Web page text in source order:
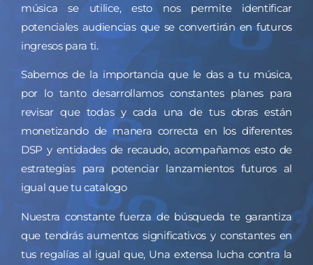
música se utilice, esto nos permite identificar
potenciales audiencias que se convertirán en futuros
ingresos para ti.
Sabemos de la importancia que le das a tu música,
por lo tanto desarrollamos constantes planes para
revisar que todas y cada una de tus obras están
monetizando de manera correcta en los diferentes
DSP y entidades de recaudo, acompañamos esto de
estrategias para potenciar lanzamientos futuros al
igual que tu catalogo
Nuestra constante fuerza de búsqueda te garantiza
que tendrás aumentos significativos y constantes en
tus regalías al igual que, Una extensa lucha contra la